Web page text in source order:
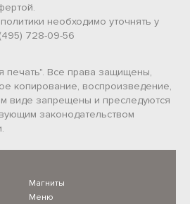
Магниты
Меню
необходимо уточнять у
728-09-56
печать". Все права защищены,
копирование, воспроизведение,
виде запрещены и преследуются
законодательством